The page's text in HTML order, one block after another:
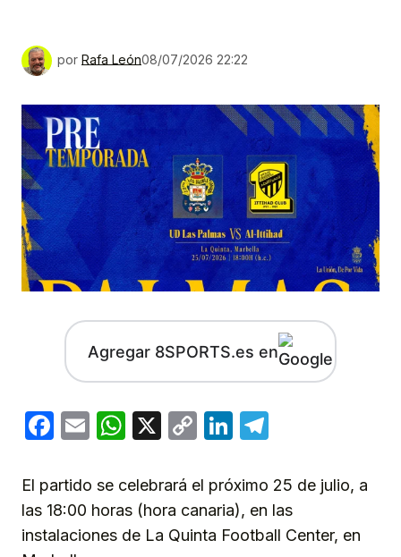
por Rafa León08/07/2026 22:22
Agregar 8SPORTS.es en
Facebook
EmailWhatsApp
X
CopyLinkedIn
El partido se celebrará el próximo 25 de julio, a
las 18:00 horas (hora canaria), en las
instalaciones de La Quinta Football Center, en